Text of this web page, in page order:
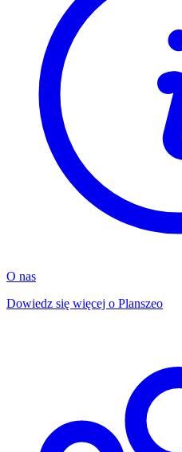
O nas
Dowiedz się więcej o Planszeo